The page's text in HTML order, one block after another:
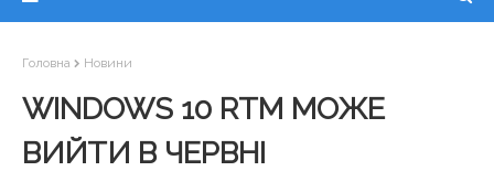
Головна Новини
WINDOWS 10 RTM МОЖЕ
ВИЙТИ В ЧЕРВНІ